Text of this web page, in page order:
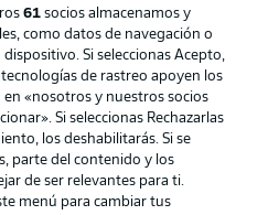
Aviso legal
Declaracion de privacidad
Trabajos
61 socios almacenamos y
como datos de navegación o
Si seleccionas Acepto,
de rastreo apoyen los
«nosotros y nuestros socios
Si seleccionas Rechazarlas
los deshabilitarás. Si se
parte del contenido y los
de ser relevantes para ti.
menú para cambiar tus